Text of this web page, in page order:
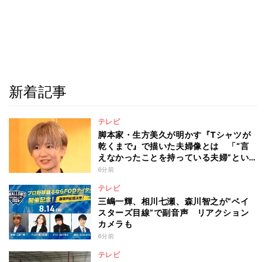
新着記事
テレビ
脚本家・生方美久が明かす『Tシャツが
乾くまで』で描いた夫婦像とは 「“言
えなかったことを持っている夫婦”とい
うのは面白いかも」
6分前
テレビ
三嶋一輝、相川七瀬、森川智之が“ベイ
スターズ目線”で副音声 リアクション
カメラも
6分前
テレビ